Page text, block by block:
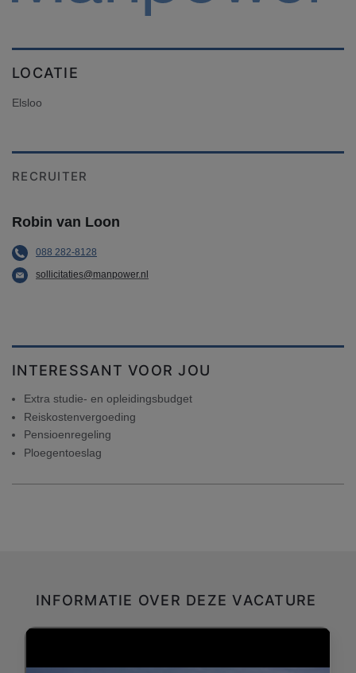
LOCATIE
Elsloo
RECRUITER
Robin van Loon
088 282-8128
sollicitaties@manpower.nl
INTERESSANT VOOR JOU
Extra studie- en opleidingsbudget
Reiskostenvergoeding
Pensioenregeling
Ploegentoeslag
INFORMATIE OVER DEZE VACATURE